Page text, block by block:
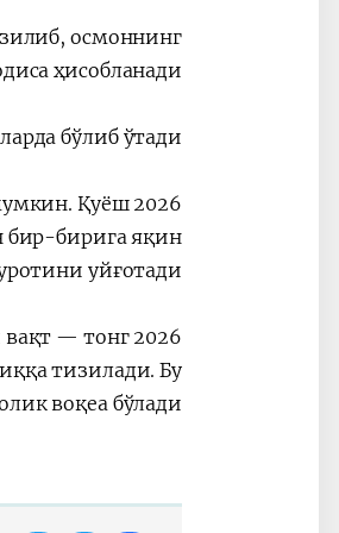
осмоннинг
ҳисобланади.
бўлиб ўтади:
Қуёш
бир-бирига яқин
уйғотади.
вақт — тонг
тизилади. Бу
воқеа бўлади.